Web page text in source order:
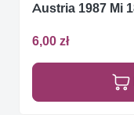
Austria 1987 Mi
6,00 zł